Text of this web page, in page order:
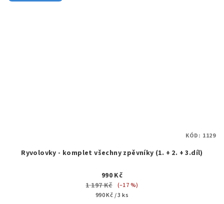
Ryvolovky - komplet všechny zpěvníky (1. + 2. + 3.díl)
990 Kč
1 197 Kč
(–17 %)
Měrná
990 Kč / 3 ks
KÓD: 1129